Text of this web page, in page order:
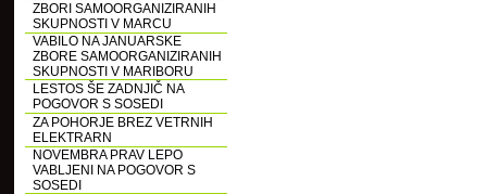
ZBORI SAMOORGANIZIRANIH
SKUPNOSTI V MARCU
VABILO NA JANUARSKE
ZBORE SAMOORGANIZIRANIH
SKUPNOSTI V MARIBORU
LESTOS ŠE ZADNJIČ NA
POGOVOR S SOSEDI
ZA POHORJE BREZ VETRNIH
ELEKTRARN
NOVEMBRA PRAV LEPO
VABLJENI NA POGOVOR S
SOSEDI